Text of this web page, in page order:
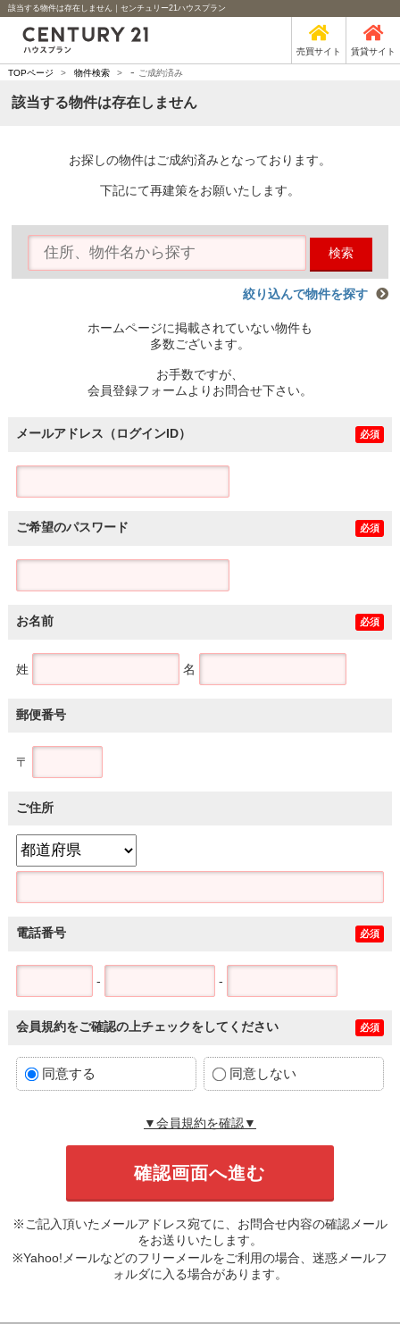
該当する物件は存在しません｜センチュリー21ハウスプラン
売買サイト 賃貸サイト
TOPページ > 物件検索 > - ご成約済み
該当する物件は存在しません
お探しの物件はご成約済みとなっております。
下記にて再建策をお願いたします。
検索
絞り込んで物件を探す
ホームページに掲載されていない物件も
多数ございます。
お手数ですが、
会員登録フォームよりお問合せ下さい。
メールアドレス（ログインID） 必須
ご希望のパスワード 必須
お名前 必須
姓 名
郵便番号
〒
ご住所
電話番号 必須
- -
会員規約をご確認の上チェックをしてください 必須
同意する 同意しない
▼会員規約を確認▼
※ご記入頂いたメールアドレス宛てに、お問合せ内容の確認メール
をお送りいたします。
※Yahoo!メールなどのフリーメールをご利用の場合、迷惑メールフ
ォルダに入る場合があります。